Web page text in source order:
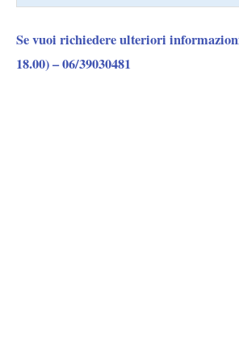
Se vuoi richiedere ulteriori
18.00) –06/39030481